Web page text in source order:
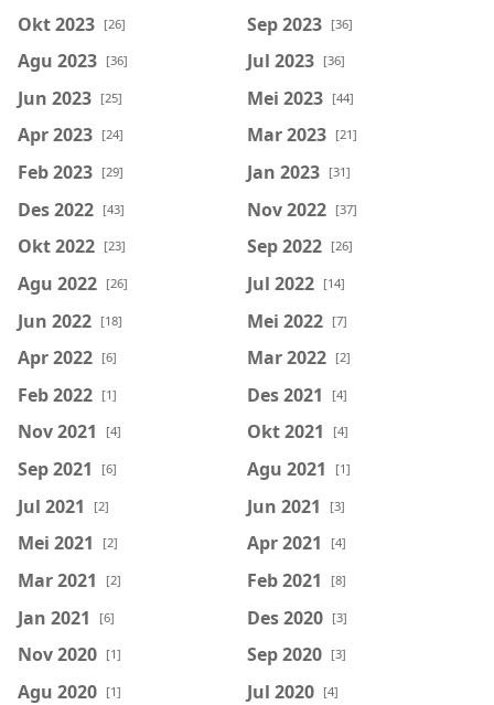
Okt 2023 [26] Sep 2023 [36]
Agu 2023 [36] Jul 2023 [36]
Jun 2023 [25] Mei 2023 [44]
Apr 2023 [24] Mar 2023 [21]
Feb 2023 [29] Jan 2023 [31]
Des 2022 [43] Nov 2022 [37]
Okt 2022 [23] Sep 2022 [26]
Agu 2022 [26] Jul 2022 [14]
Jun 2022 [18] Mei 2022 [7]
Apr 2022 [6] Mar 2022 [2]
Feb 2022 [1] Des 2021 [4]
Nov 2021 [4] Okt 2021 [4]
Sep 2021 [6] Agu 2021 [1]
Jul 2021 [2] Jun 2021 [3]
Mei 2021 [2] Apr 2021 [4]
Mar 2021 [2] Feb 2021 [8]
Jan 2021 [6] Des 2020 [3]
Nov 2020 [1] Sep 2020 [3]
Agu 2020 [1] Jul 2020 [4]